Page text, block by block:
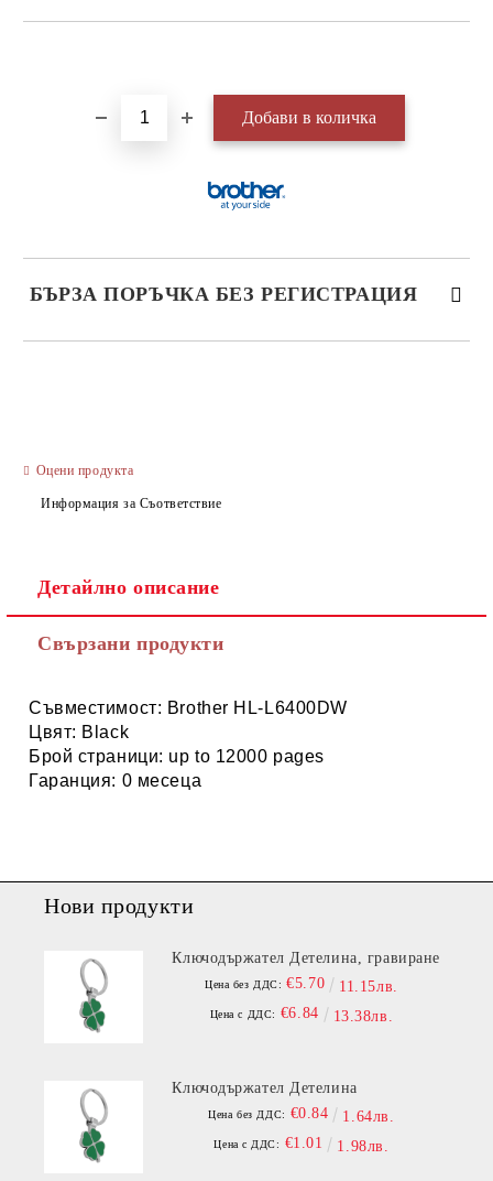
БЪРЗА ПОРЪЧКА БЕЗ РЕГИСТРАЦИЯ
Оцени продукта
Информация за Съответствие
Детайлно описание
Свързани продукти
Съвместимост: Brother HL-L6400DW
Цвят: Black
Брой страници: up to 12000 pages
Гаранция: 0 месеца
Нови продукти
Ключодържател Детелина, гравиране
Цена без ДДС: €5.70 11.15лв.
Цена с ДДС: €6.84 13.38лв.
Ключодържател Детелина
Цена без ДДС: €0.84 1.64лв.
Цена с ДДС: €1.01 1.98лв.